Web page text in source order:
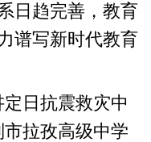
日趋完善，教育
谱写新时代教育
日抗震救灾中
拉孜高级中学